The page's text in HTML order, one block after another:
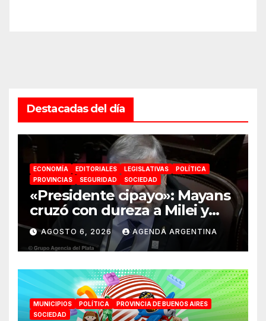
Destacadas del día
ECONOMÍA EDITORIALES LEGISLATIVAS
POLÍTICA
PROVINCIAS
SEGURIDAD SOCIEDAD
«Presidente cipayo»: Mayans
cruzó con dureza a Milei y
advirtió sobre un juicio
político por traición a la
Patria
AGOSTO 6, 2026 AGENDA ARGENTINA
MUNICIPIOS POLÍTICA
PROVINCIA DE BUENOS AIRES
SOCIEDAD